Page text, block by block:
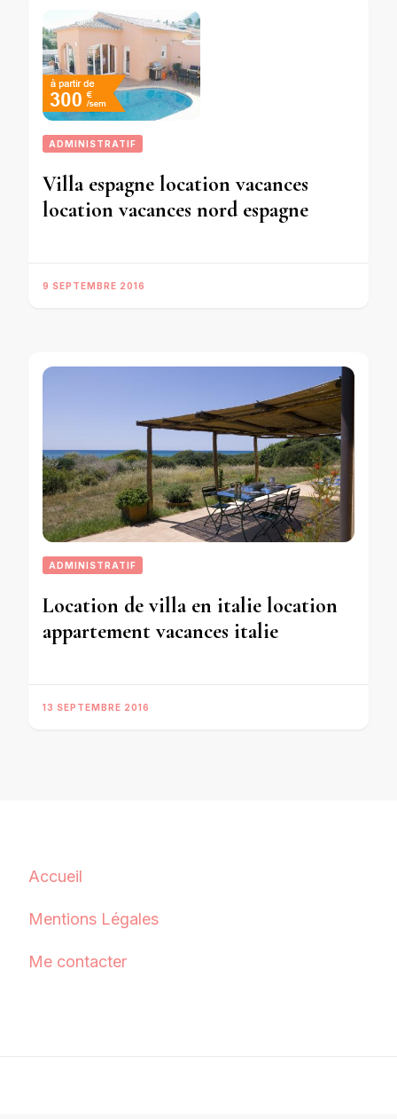
ADMINISTRATIF
Villa espagne location vacances
location vacances nord espagne
9 SEPTEMBRE 2016
ADMINISTRATIF
Location de villa en italie location
appartement vacances italie
13 SEPTEMBRE 2016
Accueil
Mentions Légales
Me contacter